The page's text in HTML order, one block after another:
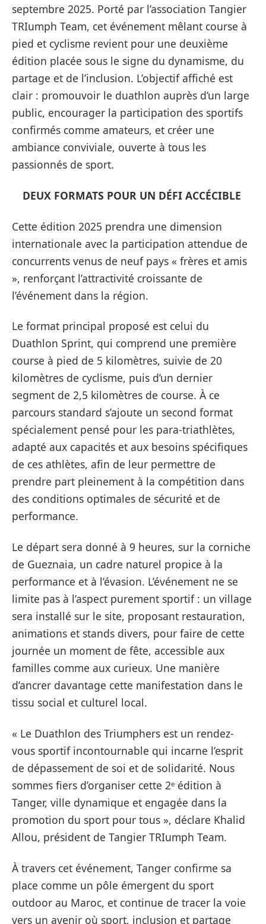
septembre 2025. Porté par l’association Tangier
TRIumph Team, cet événement mêlant course à
pied et cyclisme revient pour une deuxième
édition placée sous le signe du dynamisme, du
partage et de l’inclusion. L’objectif affiché est
clair : promouvoir le duathlon auprès d’un large
public, encourager la participation des sportifs
confirmés comme amateurs, et créer une
ambiance conviviale, ouverte à tous les
passionnés de sport.
DEUX FORMATS POUR UN DÉFI ACCÉCIBLE
Cette édition 2025 prendra une dimension
internationale avec la participation attendue de
concurrents venus de neuf pays « frères et amis
», renforçant l’attractivité croissante de
l’événement dans la région.
Le format principal proposé est celui du
Duathlon Sprint, qui comprend une première
course à pied de 5 kilomètres, suivie de 20
kilomètres de cyclisme, puis d’un dernier
segment de 2,5 kilomètres de course. À ce
parcours standard s’ajoute un second format
spécialement pensé pour les para-triathlètes,
adapté aux capacités et aux besoins spécifiques
de ces athlètes, afin de leur permettre de
prendre part pleinement à la compétition dans
des conditions optimales de sécurité et de
performance.
Le départ sera donné à 9 heures, sur la corniche
de Gueznaia, un cadre naturel propice à la
performance et à l’évasion. L’événement ne se
limite pas à l’aspect purement sportif : un village
sera installé sur le site, proposant restauration,
animations et stands divers, pour faire de cette
journée un moment de fête, accessible aux
familles comme aux curieux. Une manière
d’ancrer davantage cette manifestation dans le
tissu social et culturel local.
« Le Duathlon des Triumphers est un rendez-
vous sportif incontournable qui incarne l’esprit
de dépassement de soi et de solidarité. Nous
sommes fiers d’organiser cette 2ᵉ édition à
Tanger, ville dynamique et engagée dans la
promotion du sport pour tous », déclare Khalid
Allou, président de Tangier TRIumph Team.
À travers cet événement, Tanger confirme sa
place comme un pôle émergent du sport
outdoor au Maroc, et continue de tracer la voie
vers un avenir où sport, inclusion et partage